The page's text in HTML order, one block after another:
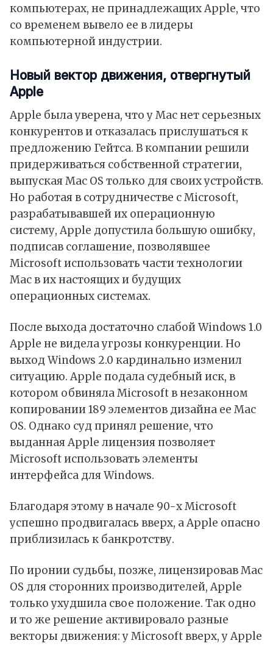
компьютерах, не принадлежащих Apple, что
со временем вывело ее в лидеры
компьютерной индустрии.
Новый вектор движения, отвергнутый
Apple
Apple была уверена, что у Mac нет серьезных
конкурентов и отказалась прислушаться к
предложению Гейтса. В компании решили
придерживаться собственной стратегии,
выпуская Mac OS только для своих устройств.
Но работая в сотрудничестве с Microsoft,
разрабатывавшей их операционную
систему, Apple допустила большую ошибку,
подписав соглашение, позволявшее
Microsoft использовать части технологии
Mac в их настоящих и будущих
операционных системах.
После выхода достаточно слабой Windows 1.0
Apple не видела угрозы конкуренции. Но
выход Windows 2.0 кардинально изменил
ситуацию. Apple подала судебный иск, в
котором обвиняла Microsoft в незаконном
копировании 189 элементов дизайна ее Mac
OS. Однако суд принял решение, что
выданная Apple лицензия позволяет
Microsoft использовать элементы
интерфейса для Windows.
Благодаря этому в начале 90-х Microsoft
успешно продвигалась вверх, а Apple опасно
приблизилась к банкротству.
По иронии судьбы, позже, лицензировав Mac
OS для сторонних производителей, Apple
только ухудшила свое положение. Так одно
и то же решение активировало разные
векторы движения: у Microsoft вверх, у Apple